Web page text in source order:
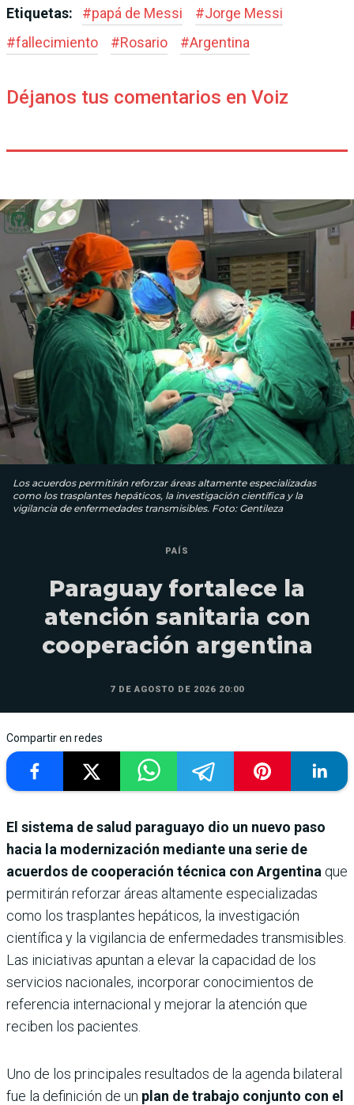
Etiquetas: #papá de Messi #Jorge Messi
#fallecimiento #Rosario #Argentina
Déjanos tus comentarios en Voiz
Los acuerdos permitirán reforzar áreas altamente especializadas
como los trasplantes hepáticos, la investigación científica y la
vigilancia de enfermedades transmisibles. Foto: Gentileza
PAÍS
Paraguay fortalece la
atención sanitaria con
cooperación argentina
7 DE AGOSTO DE 2026 20:00
Compartir en redes
El sistema de salud paraguayo dio un nuevo paso
hacia la modernización mediante una serie de
acuerdos de cooperación técnica con Argentina que
permitirán reforzar áreas altamente especializadas
como los trasplantes hepáticos, la investigación
científica y la vigilancia de enfermedades transmisibles.
Las iniciativas apuntan a elevar la capacidad de los
servicios nacionales, incorporar conocimientos de
referencia internacional y mejorar la atención que
reciben los pacientes.
Uno de los principales resultados de la agenda bilateral
fue la definición de un plan de trabajo conjunto con el